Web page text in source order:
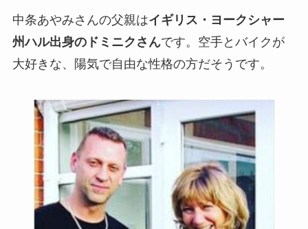
中条あやみさんの父親はイギリス・ヨークシャー
州ハル出身のドミニクさんです。空手とバイクが
大好きな、陽気で自由な性格の方だそうです。